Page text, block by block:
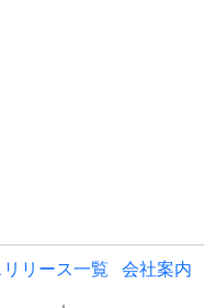
リース一覧 会社案内